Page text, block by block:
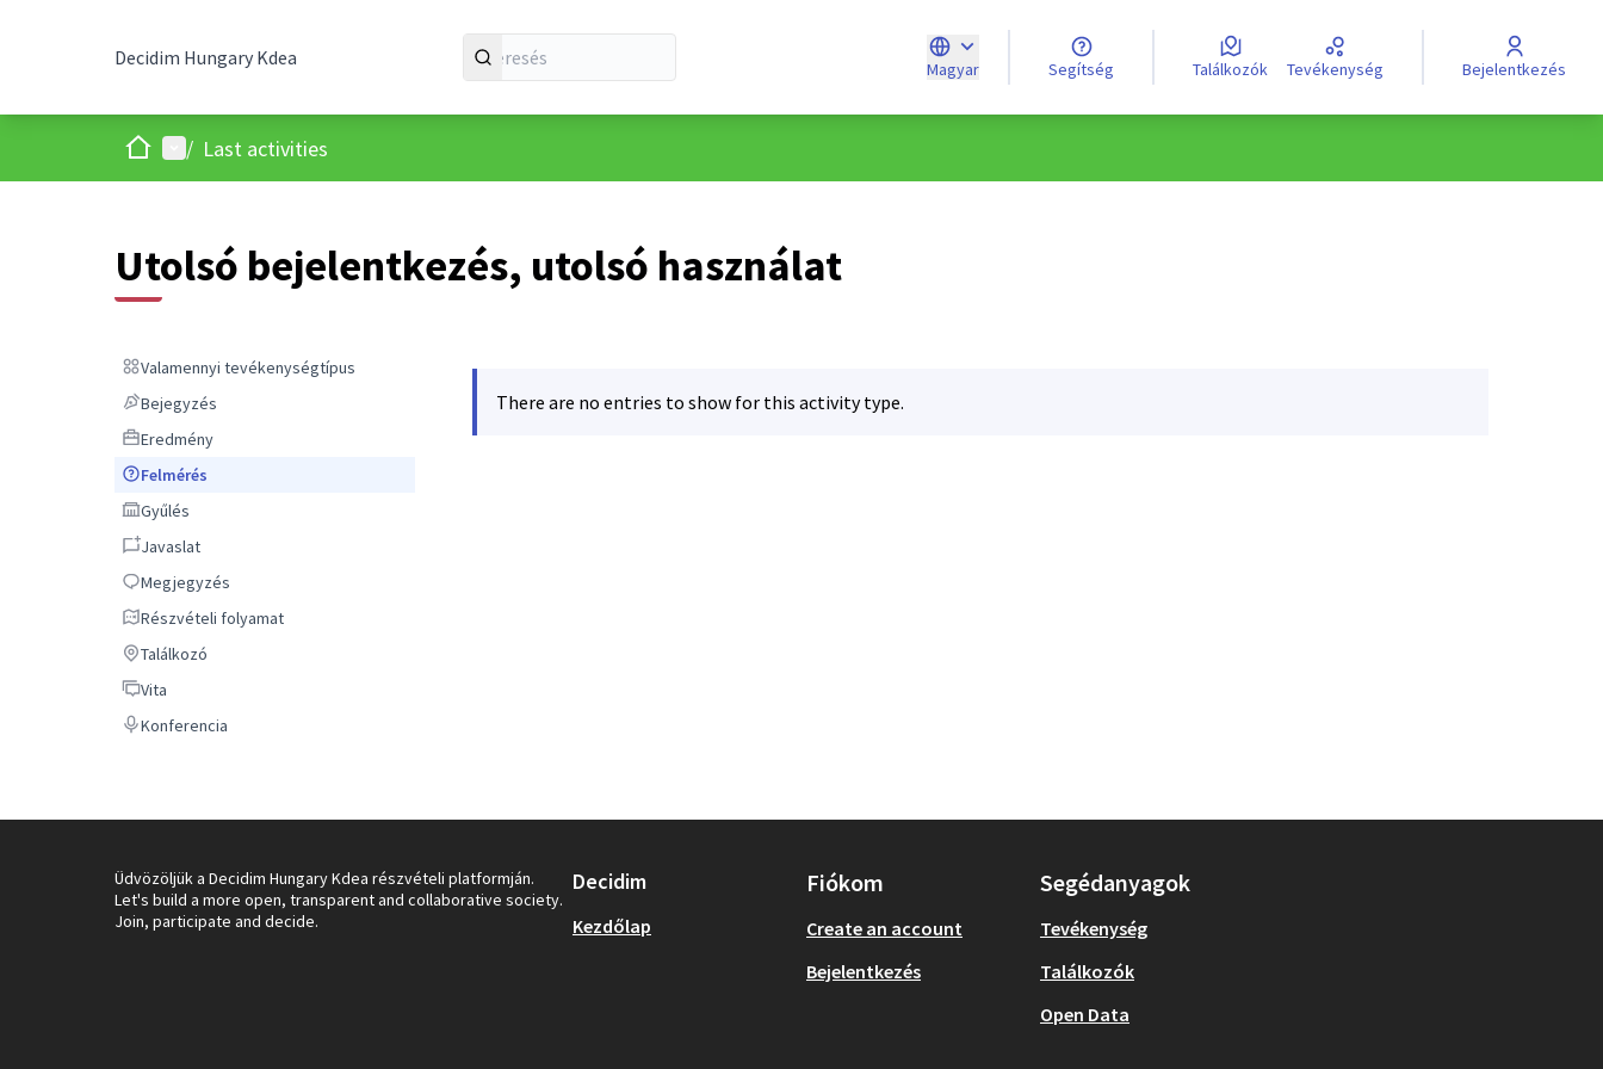
Decidim Hungary Kdea
Magyar
Choose languageVálassz nyelvet
Segítség Találkozók Tevékenység Bejelentkezés
Kezdőlap
Főmenü
/ Last activities
Utolsó bejelentkezés, utolsó használat
Valamennyi tevékenységtípus
Valamennyi tevékenységtípus
Bejegyzés
Bejegyzés
Eredmény
Eredmény
Felmérés
Felmérés
GyűlésGyűlés
Javaslat
Javaslat
Megjegyzés
Megjegyzés
Részvételi folyamat
Részvételi folyamat
Találkozó
Találkozó
VitaVita
konferencia
konferencia
There are no entries to show for this activity type.
Üdvözöljük a Decidim Hungary Kdea részvételi platformján.
Let's build a more open, transparent and collaborative society.
Join, participate and decide.
Decidim
Kezdőlap
Fiókom
Create an account
Bejelentkezés
Segédanyagok
Tevékenység
Találkozók
Open Data